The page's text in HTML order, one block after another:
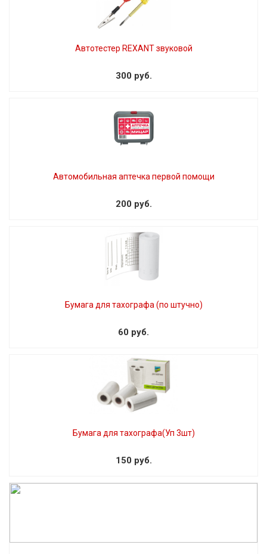
Автотестер REXANT звуковой
300 руб.
Автомобильная аптечка первой помощи
200 руб.
Бумага для тахографа (по штучно)
60 руб.
Бумага для тахографа(Уп 3шт)
150 руб.